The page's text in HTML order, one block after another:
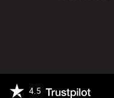
4.5